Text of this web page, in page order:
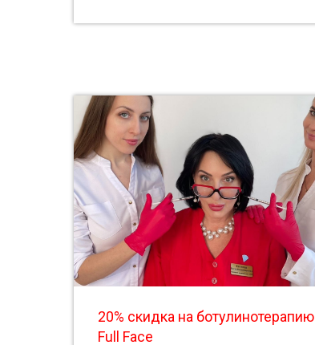
20% скидка на ботулинотерапию
Full Face